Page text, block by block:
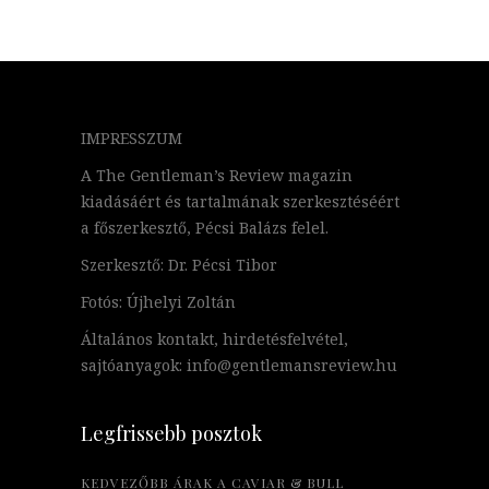
IMPRESSZUM
A The Gentleman’s Review magazin
kiadásáért és tartalmának szerkesztéséért
a főszerkesztő, Pécsi Balázs felel.
Szerkesztő: Dr. Pécsi Tibor
Fotós: Újhelyi Zoltán
Általános kontakt, hirdetésfelvétel,
sajtóanyagok: info@gentlemansreview.hu
Legfrissebb posztok
KEDVEZŐBB ÁRAK A CAVIAR & BULL